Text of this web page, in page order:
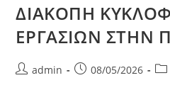
ΔΙΑΚΟΠΗ
ΕΡΓΑΣΙΩΝ ΣΤΗΝ
admin 08/05/2026